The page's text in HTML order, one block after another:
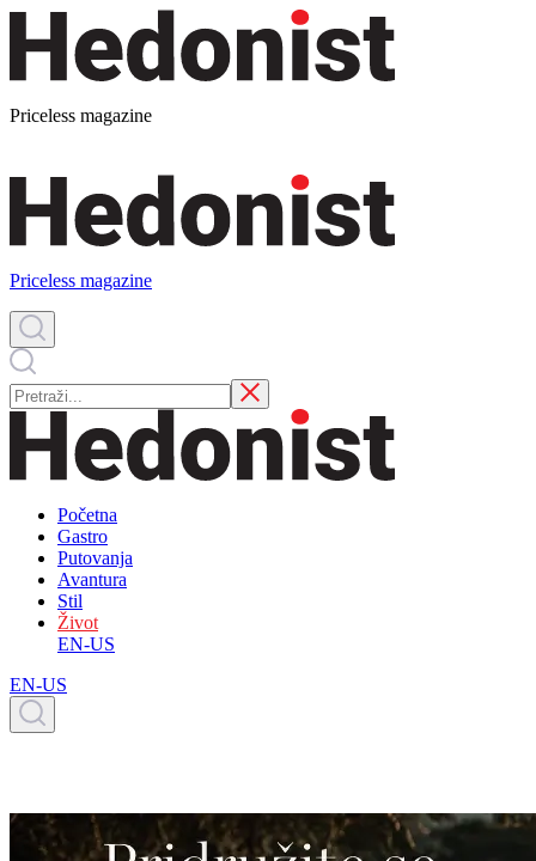
Priceless magazine
Priceless magazine
Početna
Gastro
Putovanja
Avantura
Stil
Život
EN-US
EN-US